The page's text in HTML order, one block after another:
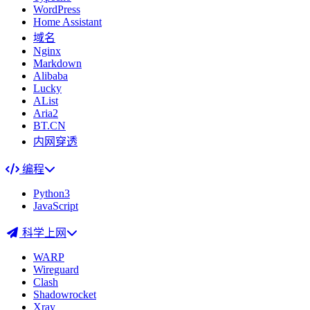
WordPress
Home Assistant
域名
Nginx
Markdown
Alibaba
Lucky
AList
Aria2
BT.CN
内网穿透
编程
Python3
JavaScript
科学上网
WARP
Wireguard
Clash
Shadowrocket
Xray